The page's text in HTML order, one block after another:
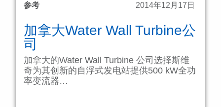
参考 2014年12月17日
加拿大Water Wall Turbine公
司
加拿大的Water Wall Turbine 公司选择斯维
奇为其创新的自浮式发电站提供500 kW全功
率变流器…